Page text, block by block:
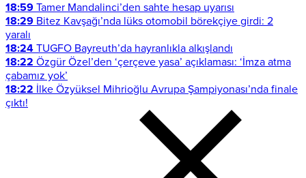
18:59 Tamer Mandalinci’den sahte hesap uyarısı
18:29 Bitez Kavşağı’nda lüks otomobil börekçiye girdi: 2
yaralı
18:24 TUGFO Bayreuth’da hayranlıkla alkışlandı
18:22 Özgür Özel’den ‘çerçeve yasa’ açıklaması: ‘İmza atma
çabamız yok’
18:22 İlke Özyüksel Mihrioğlu Avrupa Şampiyonası’nda finale
çıktı!